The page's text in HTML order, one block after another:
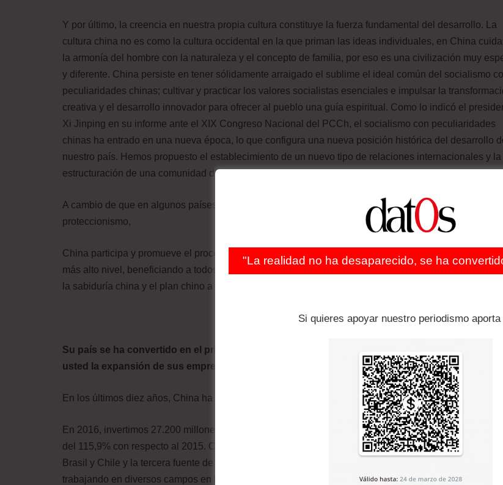
Y por último, la creencia en nuestra propia cultura constituye la fuerza fundamental del desarrollo. La
cultura china no es como la cultura occidental en la que priman las ideas individuales, en China
la armonía del hombre con la naturaleza y el concepto de familia, por eso es una civilización muy
y diferente. China persiste en tener sólidamente arraigado el sublime el ideal común del socialismo
peculiaridades chinas; cultivar y practicar los valores socialistas esenciales e impulsar la
creativa y el desarrollo innovador para ofrecer al pueblo una guía espiritual. Como lo indicó el
Xi Jinping en su informe ante el XIX Congreso Nacional del PCCh, el socialismo con peculiaridades
chinas ha entrado en una nueva época, lo que configura una nueva posición histórica del desarrollo
nuestro país. Hemos propuesto el establecimiento de un nuevo tipo de relaciones internacionales y la
estructuración de una comunidad de destino de la humanidad.
A cambio de que en algunos países desarrollados surgió una tendencia de antiglobalización y
proteccionismo,
China participa y promueve el proceso de globalización activamente, desarrolla una economía abierta
más alto nivel, beneficiando a todos los países del mundo con su propio desarrollo, y contribuyendo
la sabiduría china y el plan chino a la resolución de los problemas de la humanidad.
Su país se ha convertido en el principal socio comercial en la región, ¿a qué factores atribuye
usted la expansión de sus empresas?
En los últimos diez años, China ha invertido un total de 217.000 millones de dólares en América Latina.
En 2016, invertimos 27.200 millones de dólares en el mismo continente, que representa un incremento
del 115,9% con respecto al 2015. China se ha convertido en el principal destino de exportaciones de
Brasil y Chile y la tercera fuente de importación de América Latina. Más de 2.000 empresas chinas
trabajando en diversos campos en la región. Un informe señala que China ha creado en los últimos 20
"La realidad no ha desaparecido, se ha
Si quieres apoyar nuestro periodismo